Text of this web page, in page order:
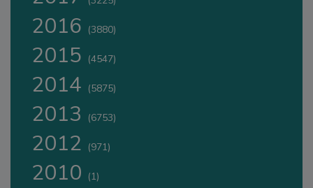
2016 (3880)
2015 (4547)
2014 (5875)
2013 (6753)
2012 (971)
2010 (1)